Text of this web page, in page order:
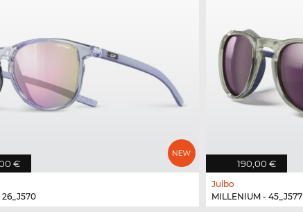
€ 190,00 €
Julbo
MILLENIUM - 45_J577